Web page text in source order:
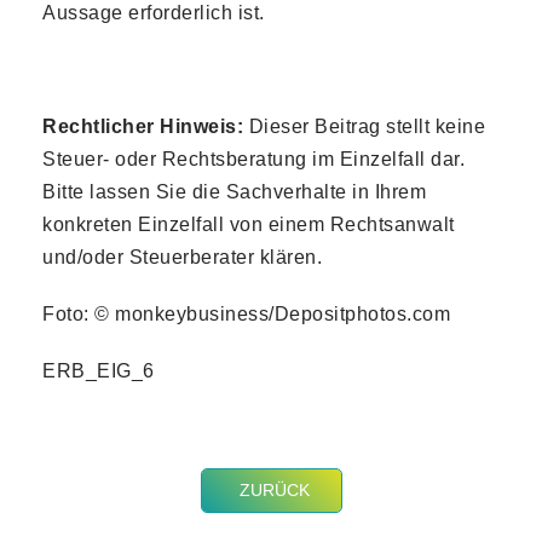
Aussage erforderlich ist.
Rechtlicher Hinweis: Dieser Beitrag stellt keine
Steuer- oder Rechtsberatung im Einzelfall dar.
Bitte lassen Sie die Sachverhalte in Ihrem
konkreten Einzelfall von einem Rechtsanwalt
und/oder Steuerberater klären.
Foto: © monkeybusiness/Depositphotos.com
ERB_EIG_6
ZURÜCK